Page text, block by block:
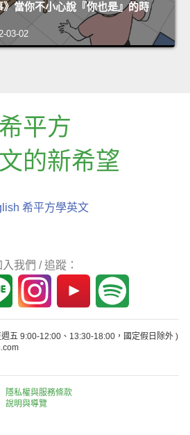
》當你不小心說『你也是』的時
03-02
希平方
的新希望
希平方學英文
入我們 / 追蹤：
五 9:00-12:00、13:30-18:00，國定假日除外 )
隱私權與服務條款
說明與導覽